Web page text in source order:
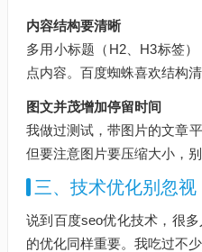
内容结构要清晰
多用小标题（H2、H3标签
点内容。百度蜘蛛喜欢结构清
图文并茂增加停留时间
我做过测试，带图片的文章
但要注意图片要压缩大小，别
三、技术优化别忽视
说到百度seo优化技术，很
的优化同样重要。我吃过不